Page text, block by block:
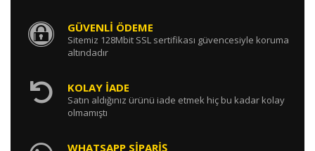
GÜVENLİ ÖDEME
Sitemiz 128Mbit SSL sertifikası güvencesiyle koruma
altındadır
KOLAY İADE
Satın aldığınız ürünü iade etmek hiç bu kadar kolay
olmamıştı
WHATSAPP SİPARİŞ